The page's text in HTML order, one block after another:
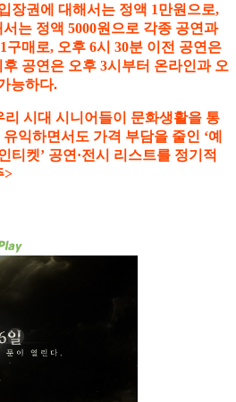
장권에 대해서는 정액 1만원으로,
는 정액 5000원으로 각종 공연과
구매로, 오후 6시 30분 이전 공연은
공연은 오후 3시부터 온라인과 오
능하다.
리 시대 시니어들이 문화생활을 통
익하면서도 가격 부담을 줄인 ‘예
티켓’ 공연·전시 리스트를 정기적
>